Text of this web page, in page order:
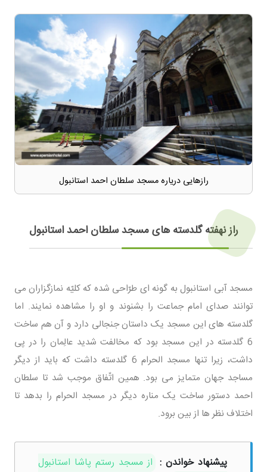
رازهایی دریاره مسجد سلطان احمد استانبول
راز نهفته گلدسته های مسجد سلطان احمد استانبول
مسجد آبی استانبول به گونه ای طرّاحی شده که کلیّه نمازگزاران می
توانند صدای امام جماعت را بشنوند و او را مشاهده نمایند. اما
گلدسته های این مسجد یک داستان جنجالی دارد و آن هم ساخت
6 گلدسته در این مسجد بود که مخالفت شدید عالِمان را در پی
داشت، زیرا تنها مسجد الحرام 6 گلدسته داشت که باید از دیگر
مساجد جهان متمایز می بود. همین اتّفاق موجب شد تا سلطان
احمد دستور ساخت یک مناره دیگر در مسجد الحرام را بدهد تا
اختلاف نظر ها از بین برود.
پیشنهاد خواندن : از مسجد رستم پاشا استانبول